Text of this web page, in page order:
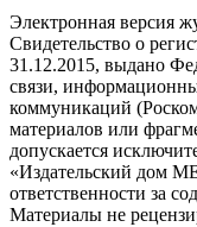
Электронная версия
Свидетельство о
31.12.2015, выдано
связи,
коммуникаций
материалов или
допускается
«Издательский дом
ответственности за
Материалы не